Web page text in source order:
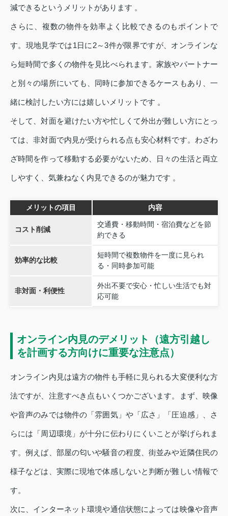
減できるというメリットがあります 。
さらに、複数の物件を効率よく比較できるのもポイントで
す。現地見学では1日に2～3件が限界ですが、オンラインな
ら短時間で多くの物件を見比べられます。家族やパートナー
と別々の場所にいても、同時に参加できるケースもあり、一
緒に検討したい方には嬉しいメリットです 。
そして、対面を避けたい方や忙しくて外出が難しい方にとっ
ては、非対面で内見が受けられる点も安心材料です。わざわ
ざ時間を作って移動する必要がないため、日々の生活と両立
しやすく、気兼ねなく内見できるのが魅力です 。
メリットの項目 内容
コスト削減
交通費・移動時間・宿泊費などを節
約できる
効率的な比較
短時間で複数物件を一度に見られ
る・同時参加可能
非対面・利便性
外出不要で安心・忙しい生活でも対
応可能
オンライン内見のデメリット（遠方引越し
を計画する方向けに重要な注意点）
オンライン内見は遠方の物件も手軽に見られる大変便利な方
法ですが、注意すべき点もいくつかございます。まず、映像
や音声のみでは物件の「雰囲気」や「広さ」「圧迫感」、さ
らには「周辺環境」が十分に伝わりにくいことが挙げられま
す。例えば、部屋の匂いや騒音の程度、街並みや近隣住民の
様子などは、実際に現地で体感しないと判断が難しい情報で
す。
次に、インターネット環境や通信状態によっては映像や音声